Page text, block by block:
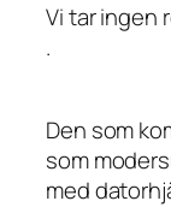
Vi tar ingen
.
Den som
som
med